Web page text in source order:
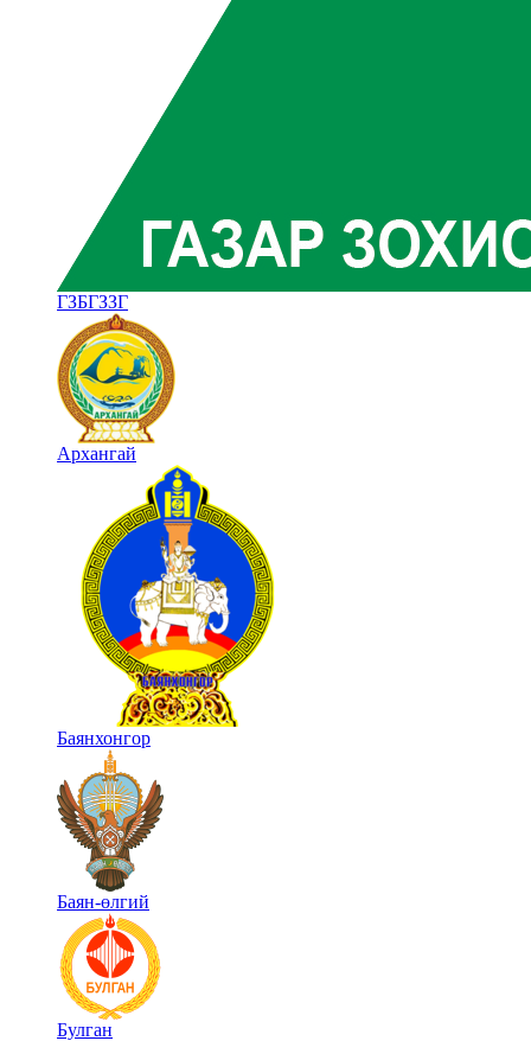
ГЗБГЗЗГ
Архангай
Баянхонгор
Баян-өлгий
Булган